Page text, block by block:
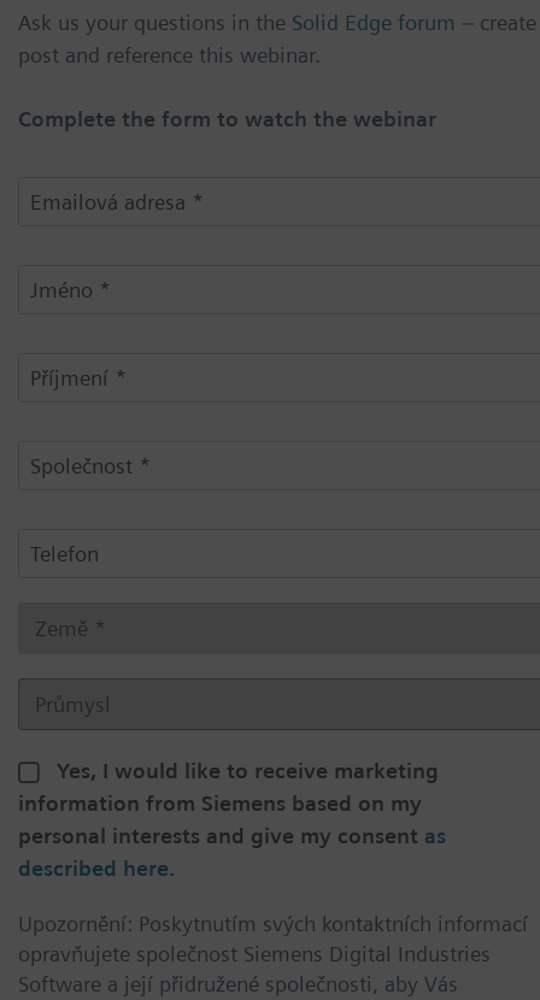
Ask us your questions in the Solid Edge forum –
post and reference this webinar.
Complete the form to watch the webinar
Yes, I would like to receive marketing
information from Siemens based on my
personal interests and give my consent as
described here.
Upozornění: Poskytnutím svých kontaktních informací
opravňujete společnost Siemens Digital Industries
Software a její přidružené společnosti, aby Vás